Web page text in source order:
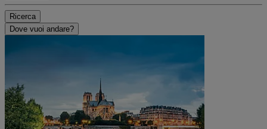
Ricerca
Dove vuoi andare?